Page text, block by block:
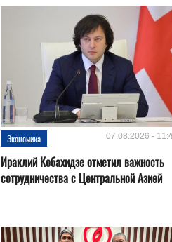
Экономика 07.08.2026 -
Ираклий Кобахидзе отметил важность
сотрудничества с Центральной Азией